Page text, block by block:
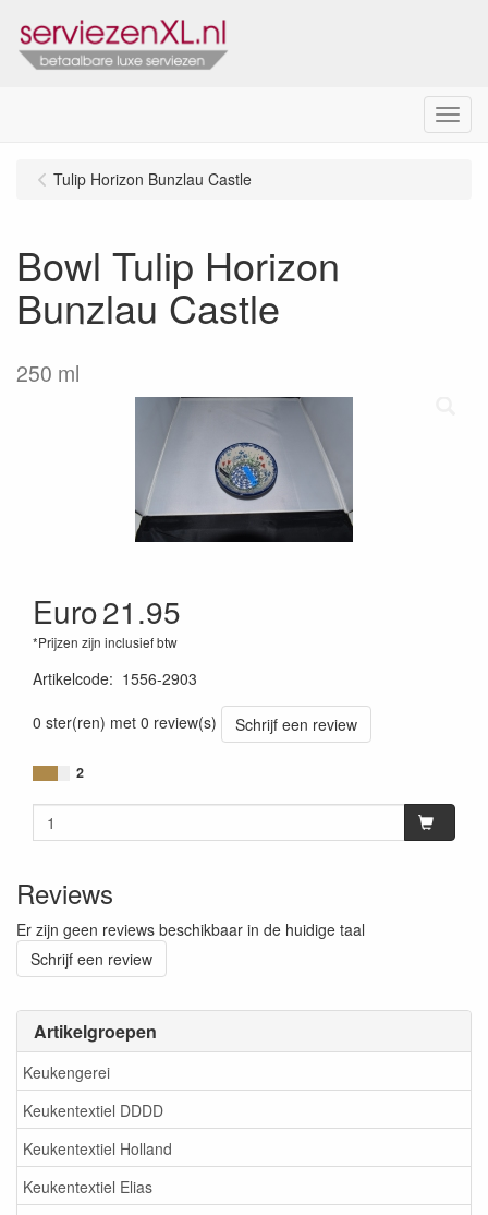
Menu
Artikelgroepen
Keukengerei
Keukentextiel DDDD
Keukentextiel Holland
Keukentextiel Elias
Tulip Horizon Bunzlau Castle
Bowl Tulip Horizon
Bunzlau Castle
250 ml
Euro21.95
*Prijzen zijn inclusief btw
Artikelcode: 1556-2903
0 ster(ren) met 0 review(s)
Schrijf een review
2
Reviews
Er zijn geen reviews beschikbaar in de huidige taal
Schrijf een review